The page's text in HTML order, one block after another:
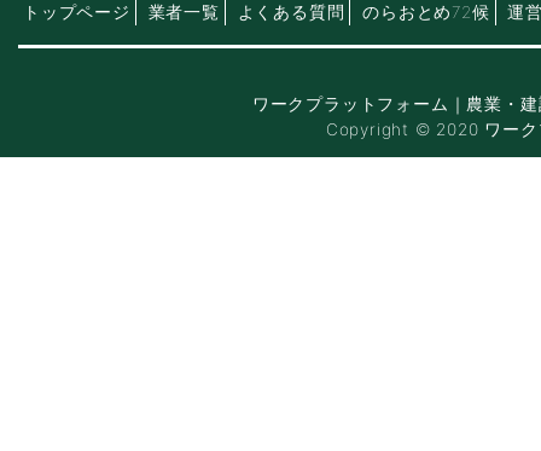
トップページ 業者一覧 よくある質問 のらおとめ72候 運
ワークプラットフォーム｜農業・
Copyright © 2020 ワーク